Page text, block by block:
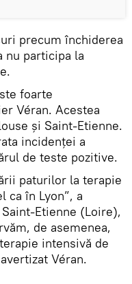
precum închiderea
nu participa la
foarte
Véran. Acestea
și Saint-Etienne.
incidenței a
de teste pozitive.
paturilor la terapie
ca în Lyon”, a
Etienne (Loire),
de asemenea,
intensivă de
Véran.